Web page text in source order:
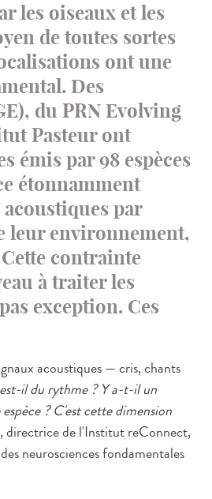
les oiseaux et les
de toutes sortes
ont une
Des
du PRN Evolving
Pasteur ont
émis par 98 espèces
étonnamment
par
leur environnement,
contrainte
à traiter les
exception. Ces
acoustiques — cris, chants
il du rythme ? Y a-t-il un
? C'est cette dimension
directrice de l'Institut reConnect,
neurosciences fondamentales